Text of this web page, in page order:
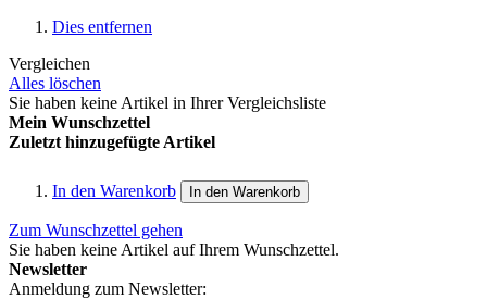
Dies entfernen
Vergleichen
Alles löschen
Sie haben keine Artikel in Ihrer Vergleichsliste
Mein Wunschzettel
Zuletzt hinzugefügte Artikel
In den Warenkorb In den Warenkorb
Zum Wunschzettel gehen
Sie haben keine Artikel auf Ihrem Wunschzettel.
Newsletter
Anmeldung zum Newsletter: